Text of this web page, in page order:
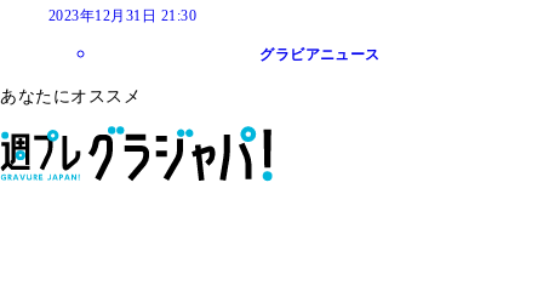
2023年12月31日 21:30
グラビアニュース
あなたにオススメ